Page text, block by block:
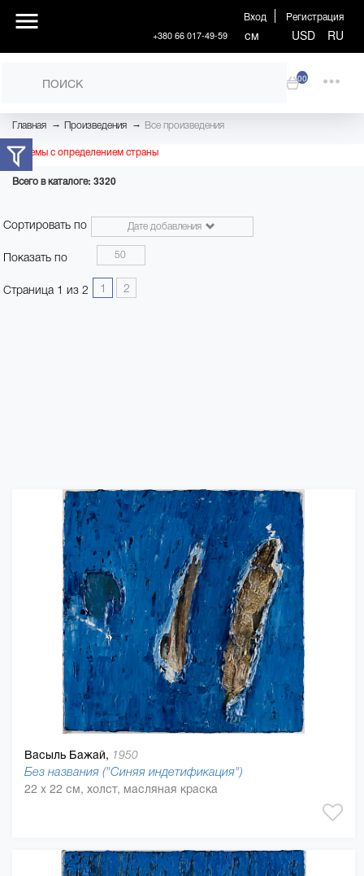
Вход Регистрация
+380 66 017-49-59 см USD RU
00
Главная → Произведения → Все произведения
Проблемы с определением страны
Всего в каталоге: 3320
Сортировать по Дате добавления
Показать по 50
Страница 1 из 2 1 2
Васыль Бажай, 1950
Без названия ("Синяя индетификация")
22 x 22 см, холст, масляная краска